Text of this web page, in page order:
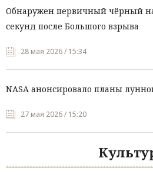
Обнаружен первичный чёрный
секунд после Большого взрыва
28 мая 2026 / 15:34
NASA анонсировало планы
27 мая 2026 / 15:20